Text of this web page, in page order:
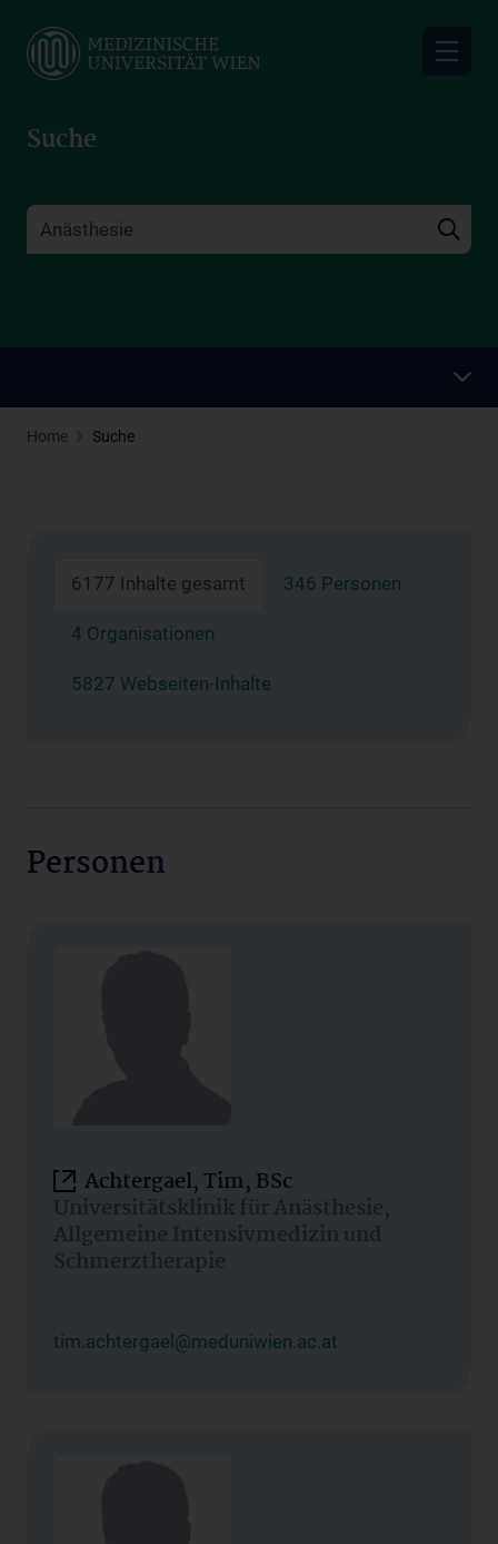
main
Suche
Home Suche
6177 Inhalte gesamt 346 Personen
4 Organisationen
5827 Webseiten-Inhalte
Personen
Achtergael, Tim, BSc
Universitätsklinik für Anästhesie,
Allgemeine Intensivmedizin und
Schmerztherapie
tim.achtergael@meduniwien.ac.at